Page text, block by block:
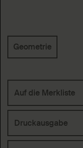
Schlagworte
Geometrie
Auf die Merkliste
Druckausgabe